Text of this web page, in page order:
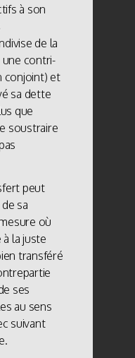
à son
de la
une contri-
conjoint) et
sa dette
que
soustraire
peut
sa
où
la juste
transféré
ses
au sens
suivant